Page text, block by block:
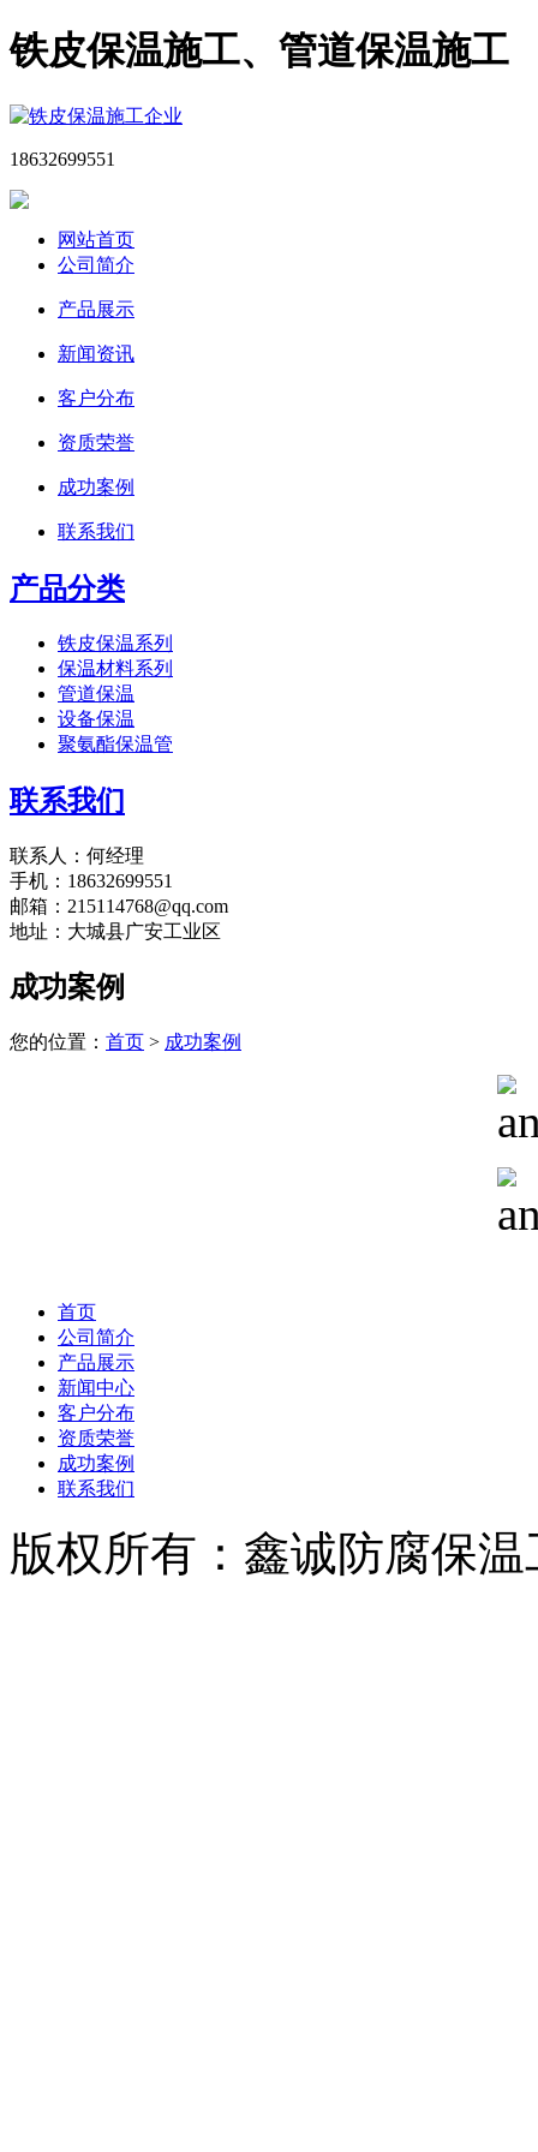
铁皮保温施工、管道保温施工
18632699551
网站首页
公司简介
产品展示
新闻资讯
客户分布
资质荣誉
成功案例
联系我们
产品分类
铁皮保温系列
保温材料系列
管道保温
设备保温
聚氨酯保温管
联系我们
联系人：何经理
手机：18632699551
邮箱：215114768@qq.com
地址：大城县广安工业区
成功案例
您的位置： 首页 > 成功案例
首页
公司简介
产品展示
新闻中心
客户分布
资质荣誉
成功案例
联系我们
版权所有：鑫诚防腐保